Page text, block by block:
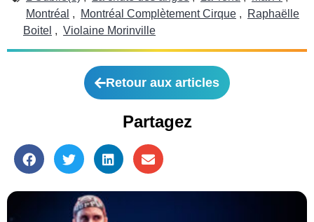
Montréal , Montréal Complètement Cirque ,
Raphaëlle
Boitel , Violaine Morinville
Retour aux articles
Partagez